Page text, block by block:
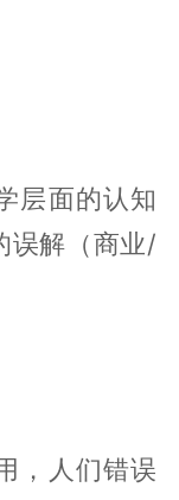
层面的认知
误解（商业/
，人们错误